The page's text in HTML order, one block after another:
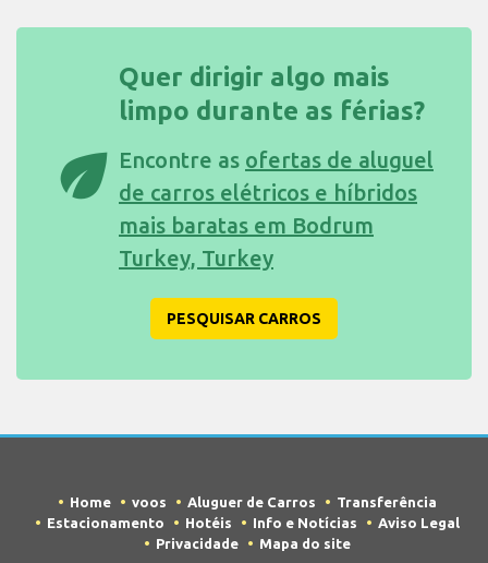
eco
Quer dirigir algo mais
limpo durante as férias?
Encontre as ofertas de aluguel
de carros elétricos e híbridos
mais baratas em Bodrum
Turkey, Turkey
PESQUISAR CARROS
Home voos Aluguer de Carros
Transferência
Estacionamento
Hotéis Info e Notícias
Aviso Legal
Privacidade
Mapa do site